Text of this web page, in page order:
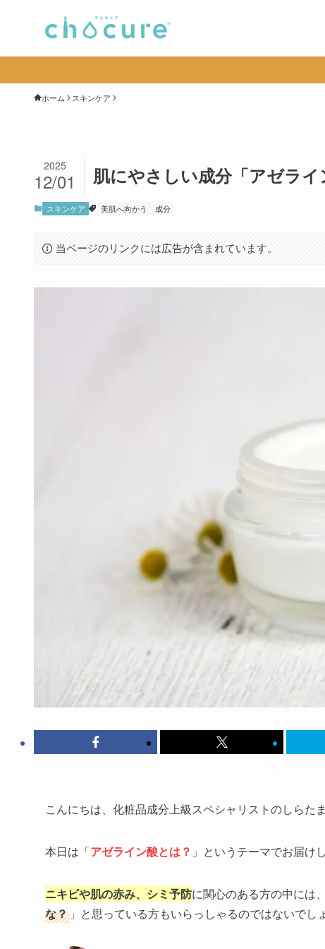
ホーム スキンケア
肌にやさしい成分「アゼラ
2025
12/01
スキンケア 美肌へ向かう 成分
当ページのリンクには広告が含まれています。
こんにちは、化粧品成分上級スペシャリストのしらた
本日は「アゼライン酸とは？ 」というテーマでお届け
ニキビや肌の赤み、シミ予防に関心のある方の中には
な？ 」と思っている方もいらっしゃるのではないでし